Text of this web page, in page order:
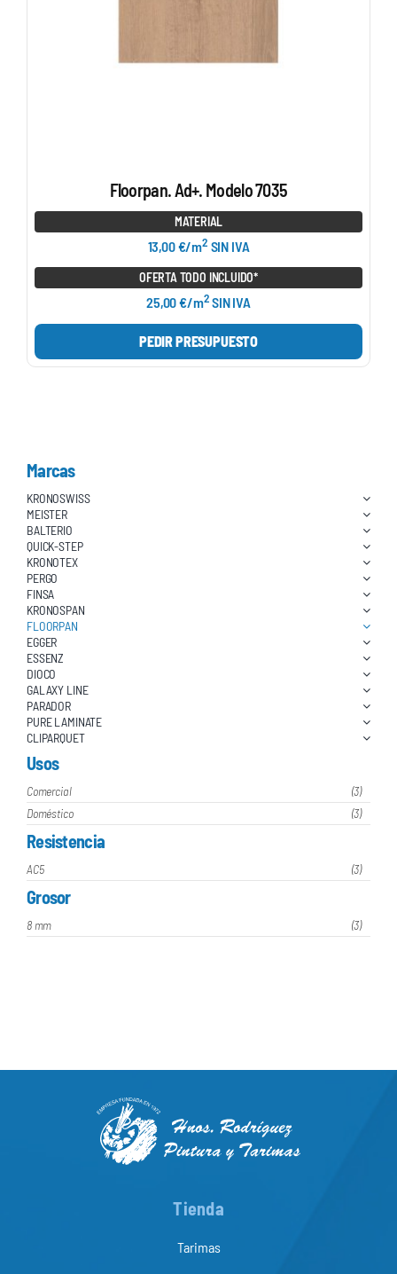
Floorpan. Ad+. Modelo 7035
MATERIAL
13,00 €/m2 SIN IVA
OFERTA TODO INCLUIDO*
25,00 €/m2SIN IVA
PEDIR PRESUPUESTO
Marcas
KRONOSWISS
MEISTER
BALTERIO
QUICK-STEP
KRONOTEX
PERGO
FINSA
KRONOSPAN
FLOORPAN
EGGER
ESSENZ
DIOCO
GALAXY LINE
PARADOR
PURE LAMINATE
CLIPARQUET
Usos
Comercial
(3)
Doméstico
(3)
Resistencia
AC5 (3)
Grosor
8 mm (3)
Tienda
Tarimas